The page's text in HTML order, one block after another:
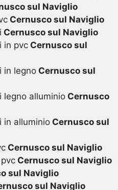
sul Naviglio
Cernusco sul Naviglio
Cernusco sul Naviglio
in pvcCernusco sul
in legnoCernusco sul
legno alluminioCernusco
in alluminioCernusco sul
Cernusco sul Naviglio
Cernusco sul Naviglio
sul Naviglio
sul Naviglio